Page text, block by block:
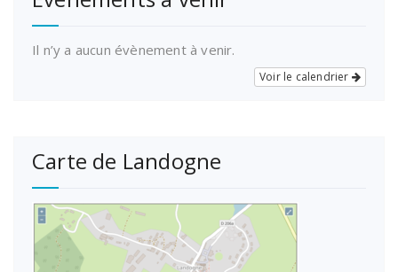
Il n’y a aucun évènement à venir.
Voir le calendrier
Carte de Landogne